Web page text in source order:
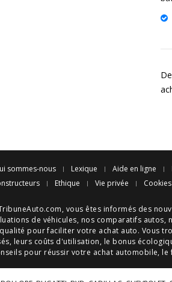
sommes-nous Lexique Aide en ligne
Ethique Vie privée Cookies
vous êtes informés des
de véhicules, nos comparatifs autos,
pour faciliter votre achat auto. Vous
leurs coûts d'utilisation, le bonus
pour réussir votre achat automobile, le